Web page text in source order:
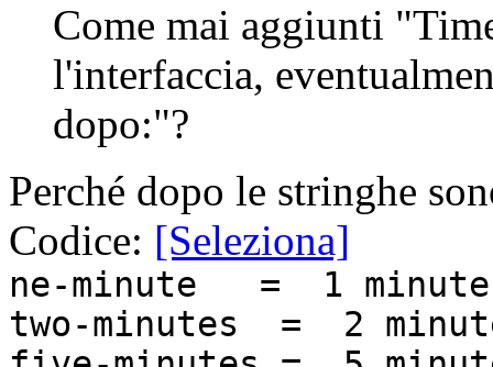
Come mai aggiunti
l'interfaccia,
dopo:"?
Perché dopo le stringhe
Codice: [Seleziona]
ne-minute = 1 minute
two-minutes = 2